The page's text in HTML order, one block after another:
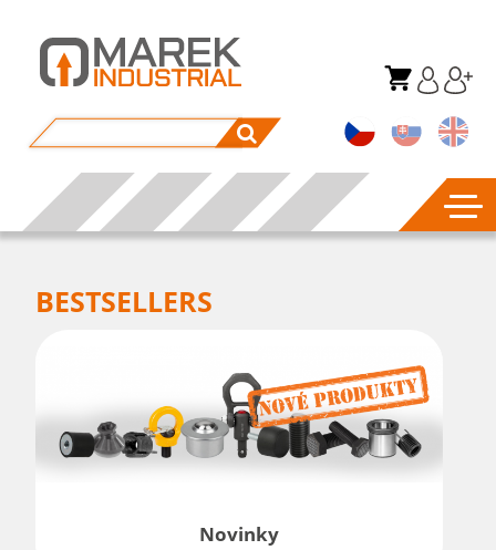
BESTSELLERS
Novinky